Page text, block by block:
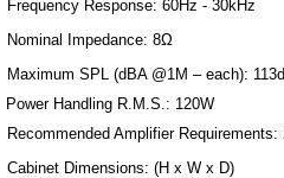
Frequency Response: 60Hz - 30kHz
Nominal Impedance: 8Ω
Maximum SPL (dBA @1M – each):
Power Handling R.M.S.: 120W
Recommended Amplifier Requirements:
Cabinet Dimensions: (H x W x D)